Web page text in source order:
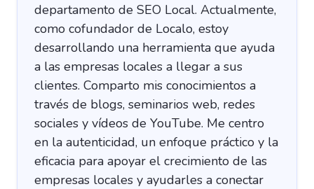
departamento de SEO Local. Actualmente,
como cofundador de Localo, estoy
desarrollando una herramienta que ayuda
a las empresas locales a llegar a sus
clientes. Comparto mis conocimientos a
través de blogs, seminarios web, redes
sociales y vídeos de YouTube. Me centro
en la autenticidad, un enfoque práctico y la
eficacia para apoyar el crecimiento de las
empresas locales y ayudarles a conectar